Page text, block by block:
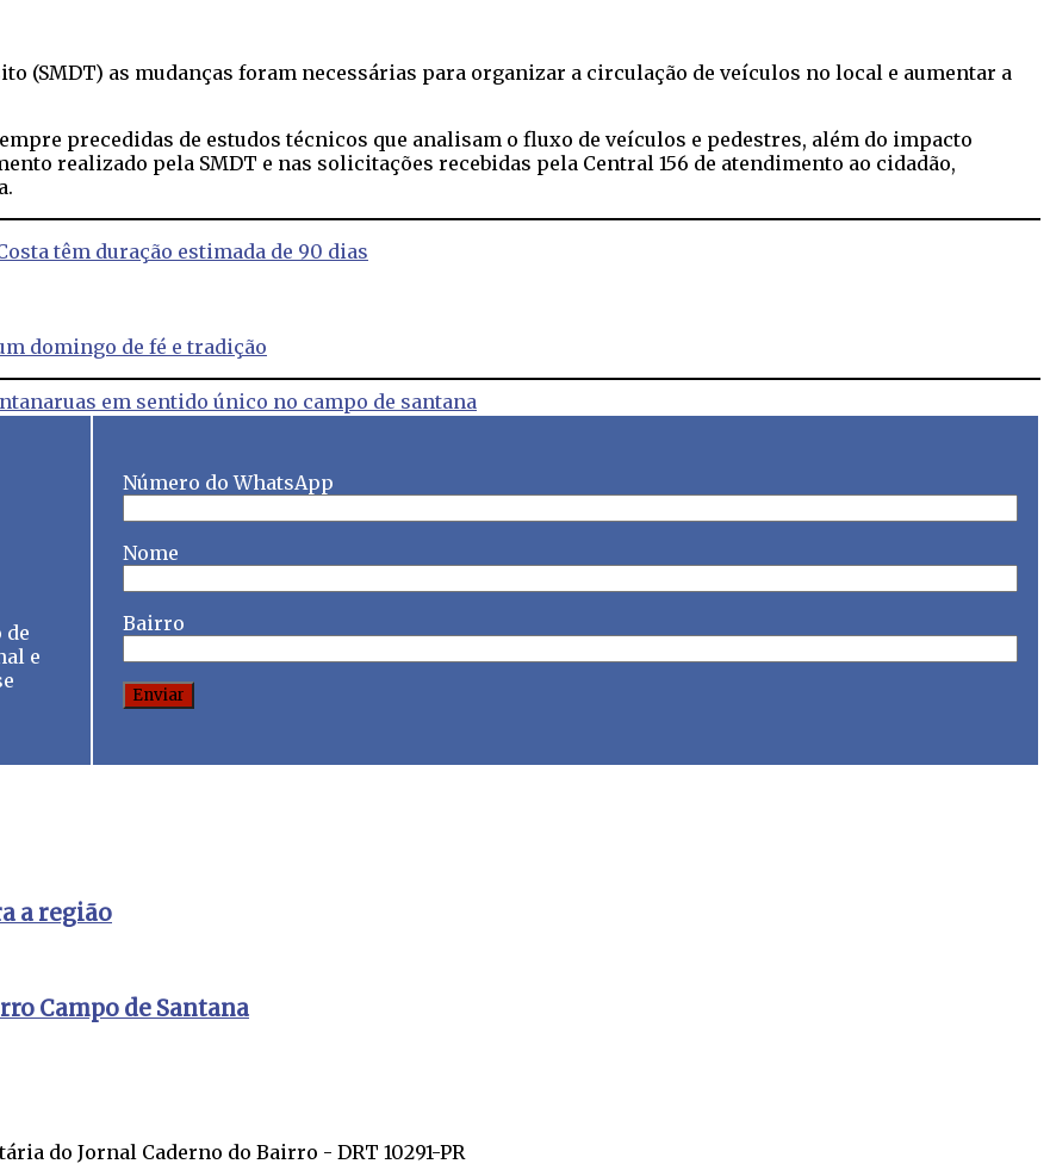
(SMDT) as mudanças foram necessárias para organizar a circulação de veículos no local e aumentar a
precedidas de estudos técnicos que analisam o fluxo de veículos e pedestres, além do impacto
realizado pela SMDT e nas solicitações recebidas pela Central 156 de atendimento ao cidadão,
têm duração estimada de 90 dias
domingo de fé e tradição
ruas em sentido único no campo de santana
de
e
Número do WhatsApp
Nome
Bairro
a região
Campo de Santana
do Jornal Caderno do Bairro - DRT 10291-PR